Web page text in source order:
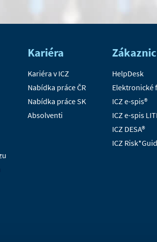
Kariéra
Kariéra v ICZ
Nabídka práce ČR
Nabídka práce SK
Absolventi
HelpDesk
Elektronické
ICZ e-spis®
ICZ e-spis
ICZ DESA®
ICZ